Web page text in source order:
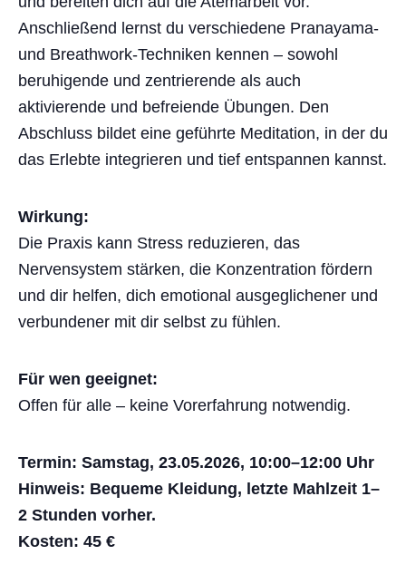
Anschließend lernst du verschiedene Pranayama-
und Breathwork-Techniken kennen – sowohl
beruhigende und zentrierende als auch
aktivierende und befreiende Übungen. Den
Abschluss bildet eine geführte Meditation, in der du
das Erlebte integrieren und tief entspannen kannst.
Wirkung:
Die Praxis kann Stress reduzieren, das
Nervensystem stärken, die Konzentration fördern
und dir helfen, dich emotional ausgeglichener und
verbundener mit dir selbst zu fühlen.
Für wen geeignet:
Offen für alle – keine Vorerfahrung notwendig.
Termin: Samstag, 23.05.2026, 10:00–12:00 Uhr
Hinweis: Bequeme Kleidung, letzte Mahlzeit 1–
2 Stunden vorher.
Kosten: 45 €